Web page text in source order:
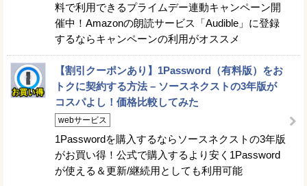
料で利用できるプライムデー連動キャンペーン開
催中！Amazonの朗読サービス「Audible」に登録
するならキャンペーンの利用がオススメ
【割引クーポンあり】1Password（有料版）をお
トクに契約する方法 – ソースネクストの3年版が
コスパよし！価格比較してみた
webサービス
1Passwordを購入するならソースネクストの3年版
がお買い得！公式で購入するより安く1Password
が使える＆更新/継続用としても利用可能